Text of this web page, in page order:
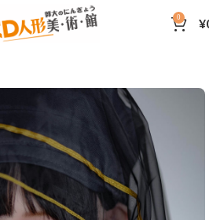
0 ¥